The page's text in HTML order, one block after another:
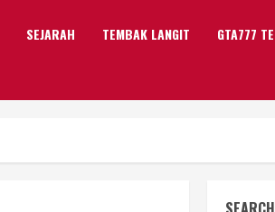
SEJARAH TEMBAK LANGIT GTA777